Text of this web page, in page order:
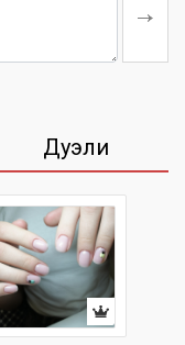
Дуэли